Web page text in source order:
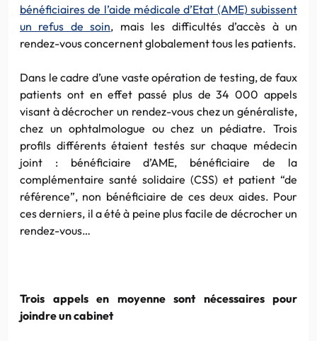
bénéficiaires de l’aide médicale d’Etat (AME) subissent
un refus de soin, mais les difficultés d’accès à un
rendez-vous concernent globalement tous les patients.
Dans le cadre d’une vaste opération de testing, de faux
patients ont en effet passé plus de 34 000 appels
visant à décrocher un rendez-vous chez un généraliste,
chez un ophtalmologue ou chez un pédiatre. Trois
profils différents étaient testés sur chaque médecin
joint : bénéficiaire d’AME, bénéficiaire de la
complémentaire santé solidaire (CSS) et patient “de
référence”, non bénéficiaire de ces deux aides. Pour
ces derniers, il a été à peine plus facile de décrocher un
rendez-vous…
Trois appels en moyenne sont nécessaires pour
joindre un cabinet